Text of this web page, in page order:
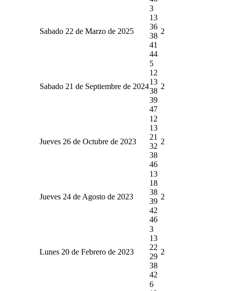
Sabado 22 de Marzo de 2025
3
13
36
38
41
44
2
Sabado 21 de Septiembre de 2024
5
12
13
38
39
47
2
Jueves 26 de Octubre de 2023
12
13
21
32
38
46
2
Jueves 24 de Agosto de 2023
13
18
38
39
42
46
2
Lunes 20 de Febrero de 2023
3
13
22
29
38
42
2
6